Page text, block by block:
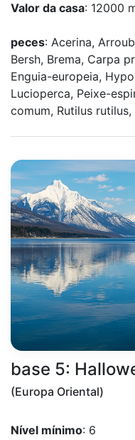
Valor da casa: 12000
peces: Acerina,
Bersh, Brema, Carpa
Enguia-europeia,
Lucioperca, Peixe-
comum, Rutilus rutilus,
base 5:
(Europa Oriental)
Nível mínimo: 6